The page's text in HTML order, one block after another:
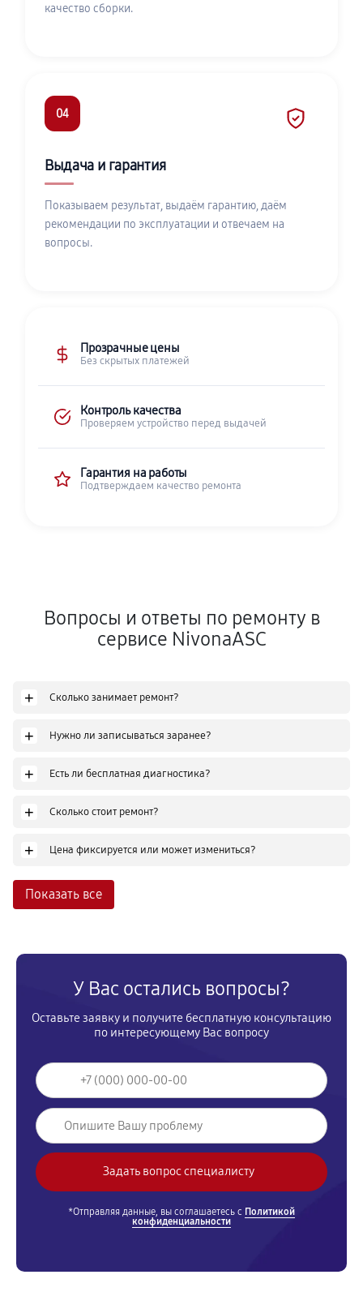
качество сборки.
04
Выдача и гарантия
Показываем результат, выдаём гарантию, даём
рекомендации по эксплуатации и отвечаем на
вопросы.
Прозрачные цены
Без скрытых платежей
Контроль качества
Проверяем устройство перед выдачей
Гарантия на работы
Подтверждаем качество ремонта
Вопросы и ответы по ремонту в
сервисе NivonaASC
+ Сколько занимает ремонт?
+ Нужно ли записываться заранее?
+ Есть ли бесплатная диагностика?
+ Сколько стоит ремонт?
+ Цена фиксируется или может измениться?
Показать все
У Вас остались вопросы?
Оставьте заявку и получите бесплатную консультацию
по интересующему Вас вопросу
*Отправляя данные, вы соглашаетесь с Политикой
конфиденциальности